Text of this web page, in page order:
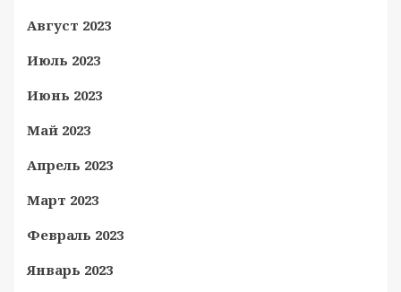
Август 2023
Июль 2023
Июнь 2023
Май 2023
Апрель 2023
Март 2023
Февраль 2023
Январь 2023